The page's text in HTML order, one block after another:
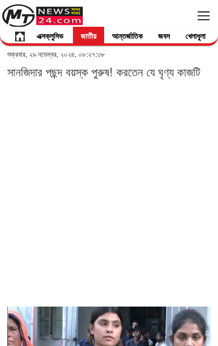
এক্সক্লুসিভ জাতীয় আন্তর্জাতিক জবস খেলাধুলা
শুক্রবার, ২৯ নভেম্বর, ২০২৪, ০৮:২৭:৩৮
সানজিদার পছন্দ বয়স্ক পুরুষ! করতেন যে ঘৃণ্য কাজটি